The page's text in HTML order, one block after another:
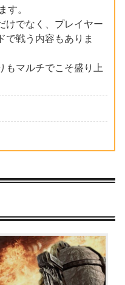
す。
けでなく、プレイヤー
で戦う内容もありま
もマルチでこそ盛り上